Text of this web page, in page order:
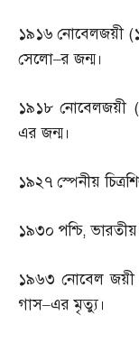
১৯১৬ নোবেলজয়ী (
সেলো–র জন্ম।
১৯১৮ নোবেলজয়ী (
এর জন্ম।
১৯২৭ স্পেনীয়
১৯৩০ পশ্চি,
১৯৬৩ নোবেল জয়ী
গাস–এর মৃত্যু।